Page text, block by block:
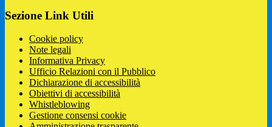
Sezione Link Utili
Cookie policy
Note legali
Informativa Privacy
Ufficio Relazioni con il Pubblico
Dichiarazione di accessibilità
Obiettivi di accessibilità
Whistleblowing
Gestione consensi cookie